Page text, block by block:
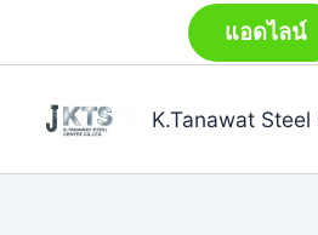
content
แอดไลน์
K.Tanawat Steel